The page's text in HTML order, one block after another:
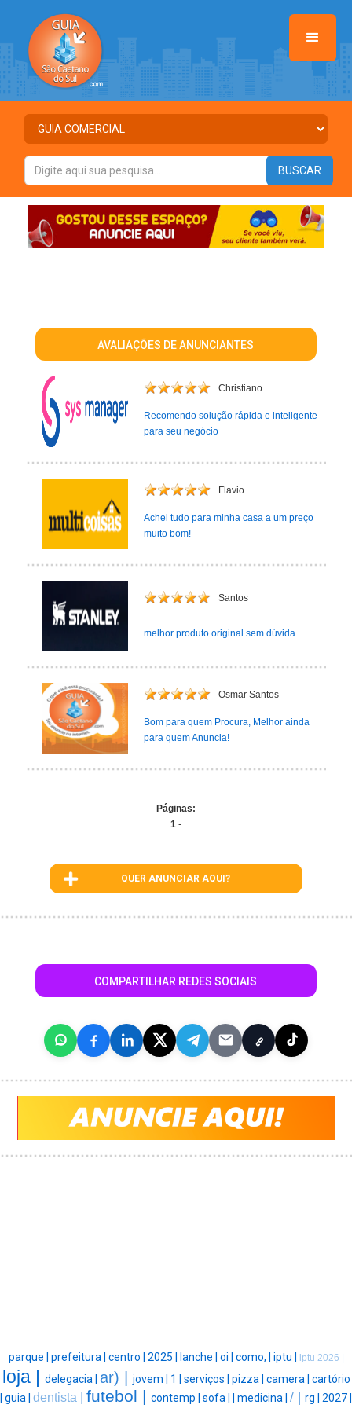
AVALIAÇÕES DE ANUNCIANTES
Christiano
Recomendo solução rápida e inteligente
para seu negócio
Flavio
Achei tudo para minha casa a um preço
muito bom!
Santos
melhor produto original sem dúvida
Osmar Santos
Bom para quem Procura, Melhor ainda
para quem Anuncia!
Páginas:
1 -
QUER ANUNCIAR AQUI?
COMPARTILHAR REDES SOCIAIS
parque | prefeitura | centro | 2025 | lanche | oi | como, | iptu | iptu 2026 |
loja | delegacia | ar) | jovem | 1 | serviços | pizza | camera | cartório
guia | dentista | futebol | contemp | sofa | medicina | / | rg | 2027 |